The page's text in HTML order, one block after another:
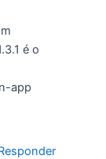
é o
app